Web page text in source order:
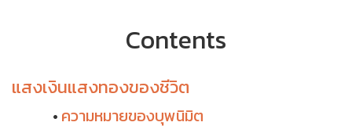
Contents
แสงเงินแสงทองของชีวิต
ความหมายของบุพนิมิต